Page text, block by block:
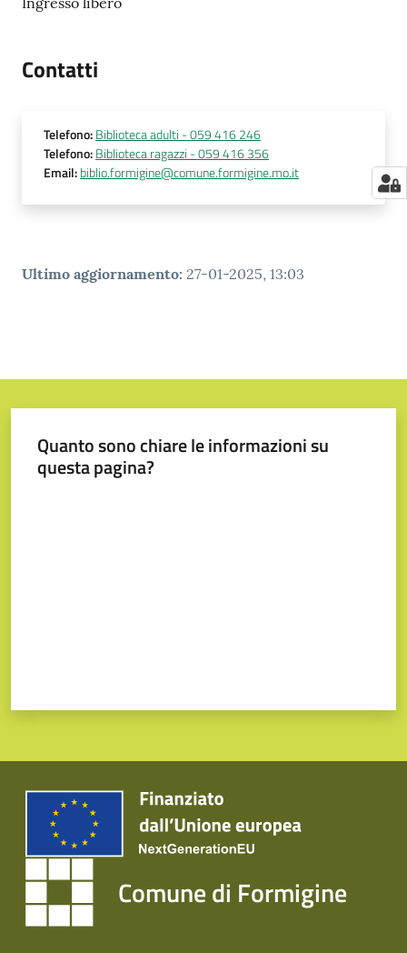
Contatti
Telefono:Biblioteca adulti - 059 416 246
Telefono:Biblioteca ragazzi - 059 416 356
Email:biblio.formigine@comune.formigine.mo.it
Ultimo aggiornamento: 27-01-2025, 13:03
Quanto sono chiare le informazioni su
questa pagina?
Comune di Formigine